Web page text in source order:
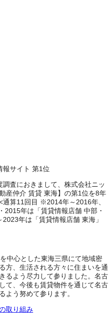
査におきまして、株式会社ニッ
産仲介 賃貸 東海】の第1位を8年
算11回目 ※2014年～2016年、
2015年は「賃貸情報店舗 中部・
年は「賃貸情報店舗 東海」
中心とした東海三県にて地域密
方、生活される方々に住まいを通
るよう尽力して参りました。名古
て、今後も賃貸物件を通じて名古
よう努めて参ります。
取り組み